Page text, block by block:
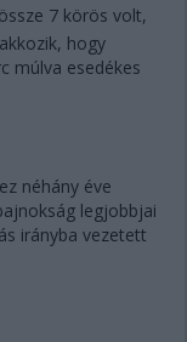
7 körös volt,
hogy
múlva esedékes
néhány éve
legjobbjai
irányba vezetett